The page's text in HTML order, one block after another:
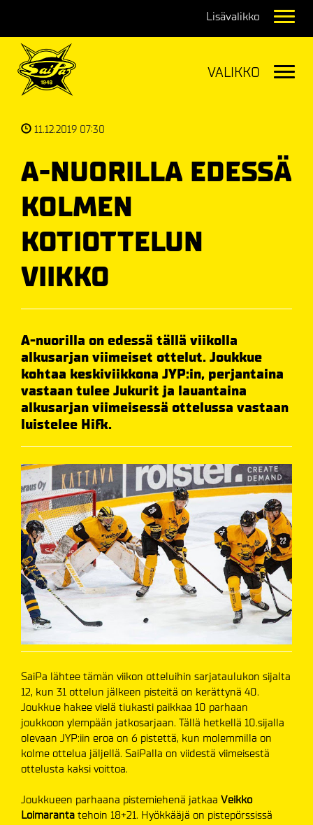
11.12.2019 07:30
A-NUORILLA EDESSÄ
KOLMEN
KOTIOTTELUN
VIIKKO
A-nuorilla on edessä tällä viikolla
alkusarjan viimeiset ottelut. Joukkue
kohtaa keskiviikkona JYP:in, perjantaina
vastaan tulee Jukurit ja lauantaina
alkusarjan viimeisessä ottelussa vastaan
luistelee Hifk.
SaiPa lähtee tämän viikon otteluihin sarjataulukon sijalta
12, kun 31 ottelun jälkeen pisteitä on kerättynä 40.
Joukkue hakee vielä tiukasti paikkaa 10 parhaan
joukkoon ylempään jatkosarjaan. Tällä hetkellä 10.sijalla
olevaan JYP:iin eroa on 6 pistettä, kun molemmilla on
kolme ottelua jäljellä. SaiPalla on viidestä viimeisestä
ottelusta kaksi voittoa.
Joukkueen parhaana pistemiehenä jatkaa Veikko
Loimaranta tehoin 18+21. Hyökkääjä on pistepörssissä